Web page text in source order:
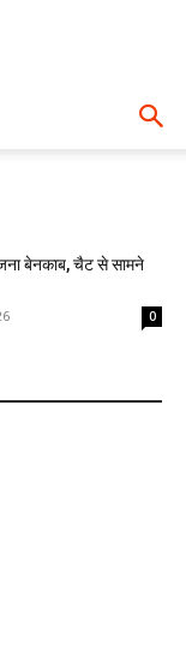
बेनकाब, चैट से सामने
0